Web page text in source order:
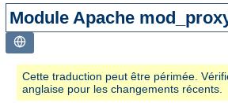
Module Apache
Cette traduction peut être périmée.
anglaise pour les changements récents.